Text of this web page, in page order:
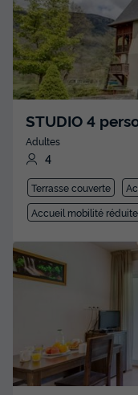
STUDIO 4
Adultes
4
Terrasse couverte
Accueil mobilité réduite